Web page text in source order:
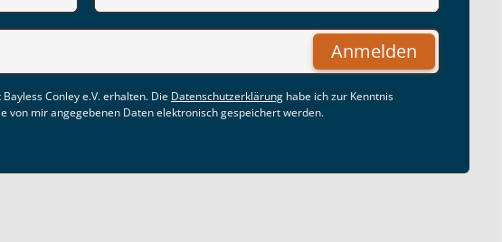
Anmelden
Conley e.V. erhalten. Die Datenschutzerklärung habe ich zur Kenntnis
von mir angegebenen Daten elektronisch gespeichert werden.